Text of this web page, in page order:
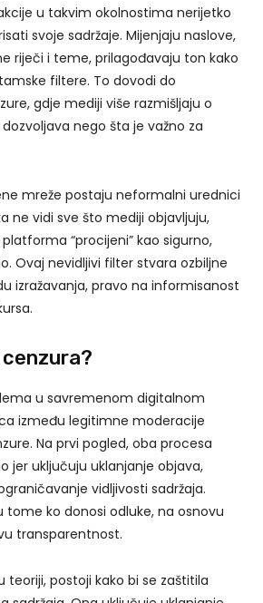
u takvim okolnostima nerijetko
svoje sadržaje. Mijenjaju naslove,
riječi i teme, prilagođavaju ton kako
filtere. To dovodi do
gdje mediji više razmišljaju o
nego šta je važno za
mreže postaju neformalni urednici
ne vidi sve što mediji objavljuju,
“procijeni” kao sigurno,
Ovaj nevidljivi filter stvara ozbiljne
izražavanja, pravo na informisanost
u savremenom digitalnom
između legitimne moderacije
Na prvi pogled, oba procesa
jer uključuju uklanjanje objava,
vidljivosti sadržaja.
tome ko donosi odluke, na osnovu
transparentnost.
teoriji, postoji kako bi se zaštitila